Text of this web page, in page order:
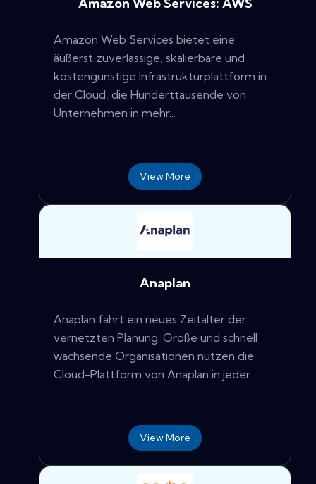
Amazon Web Services bietet eine
äußerst zuverlässige, skalierbare und
kostengünstige Infrastrukturplattform in
der Cloud, die Hunderttausende von
Unternehmen in mehr...
View More
Anaplan
Anaplan fährt ein neues Zeitalter der
vernetzten Planung. Große und schnell
wachsende Organisationen nutzen die
Cloud-Plattform von Anaplan in jeder...
View More